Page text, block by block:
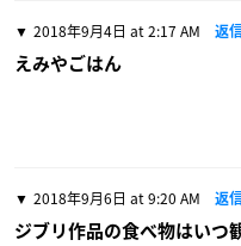
2018年9月4日 at 2:17 AM 返
えみやごはん
2018年9月6日 at 9:20 AM 返
ジブリ作品の食べ物はいつ